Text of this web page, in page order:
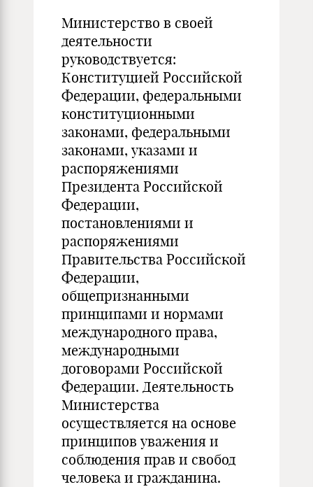
Министерство в своей
деятельности
руководствуется:
Конституцией Российской
Федерации, федеральными
конституционными
законами, федеральными
законами, указами и
распоряжениями
Президента Российской
Федерации,
постановлениями и
распоряжениями
Правительства Российской
Федерации,
общепризнанными
принципами и нормами
международного права,
международными
договорами Российской
Федерации. Деятельность
Министерства
осуществляется на основе
принципов уважения и
соблюдения прав и свобод
человека и гражданина.